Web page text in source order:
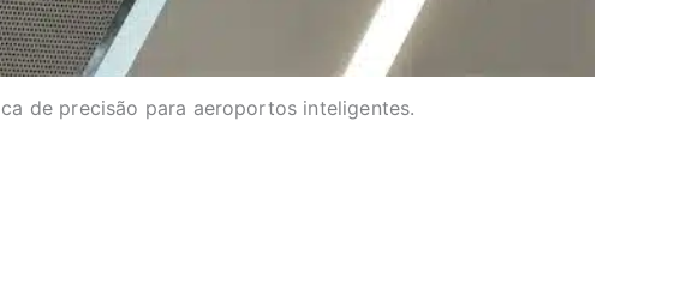
de precisão para aeroportos inteligentes.